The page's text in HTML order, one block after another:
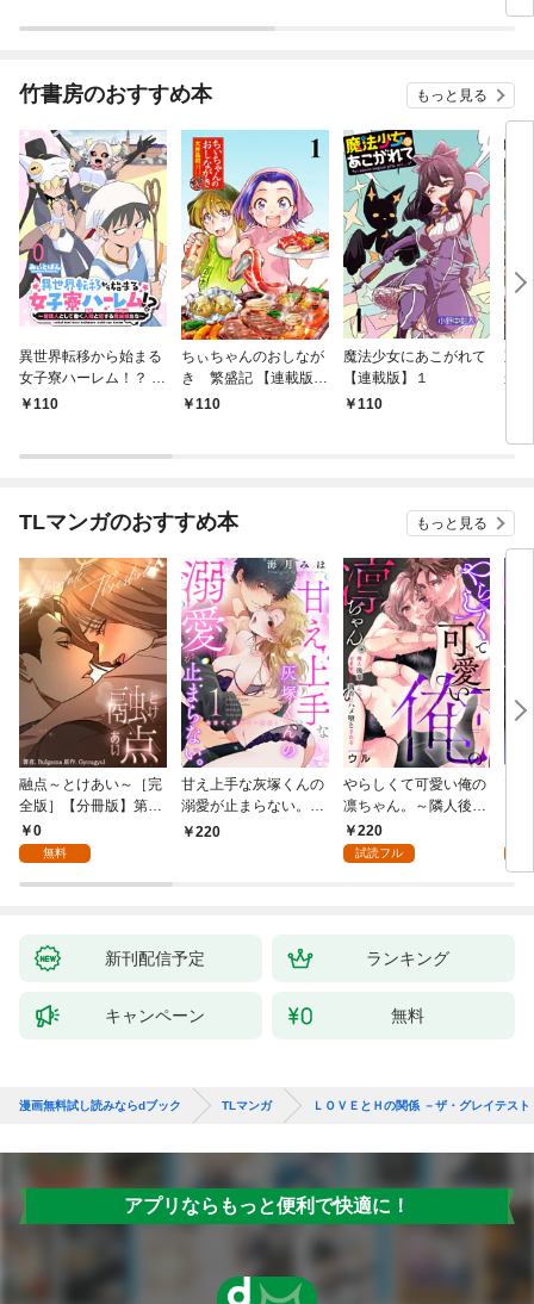
ッ
竹書房のおすすめ本 もっと見る
異世界転移から始まる
女子寮ハーレム！？ ～
管理人として働く人間
110
ちぃちゃんのおしなが
き 繁盛記 【連載版】
１110
魔法少女にあこがれて
【連載版】１
110
東
か
な
TLマンガのおすすめ本 もっと見る
融点～とけあい～［完
全版］【分冊版】第1
話0
無料
甘え上手な灰塚くんの
溺愛が止まらない。純
情で、健気で…絶倫！
220
やらしくて可愛い俺の
凛ちゃん。～隣人後輩
くんのイキすぎた執着
にハメ堕とされる～(1)
220
試読フル
ま
～
新刊配信予定 ランキング
キャンペーン 無料
漫画無料試し読みならdブック TLマンガ ＬＯＶＥとＨの関係 －ザ・グレイテス
アプリならもっと便利で快適に！